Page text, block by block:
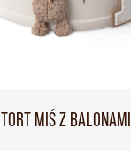
TORT MIŚ Z BALONAMI